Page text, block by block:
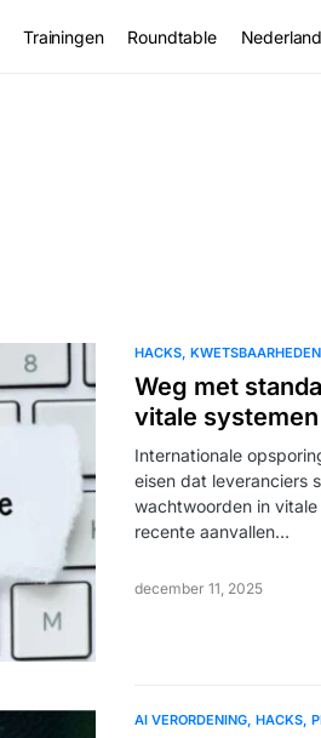
Trainingen Roundtable
HACKS KWETSBAARHEDEN
Weg met
vitale systemen
Internationale
eisen dat leveranciers
wachtwoorden in
recente aanvallen…
december 11, 2025
AI VERORDENING HACKS